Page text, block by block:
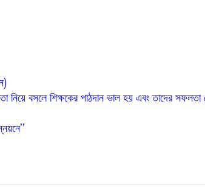
নিয়ে বসলে শিক্ষকের পাঠদান ভাল হয় এবং তাদের